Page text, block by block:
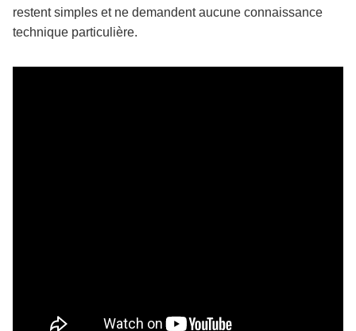
restent simples et ne demandent aucune connaissance
technique particulière.